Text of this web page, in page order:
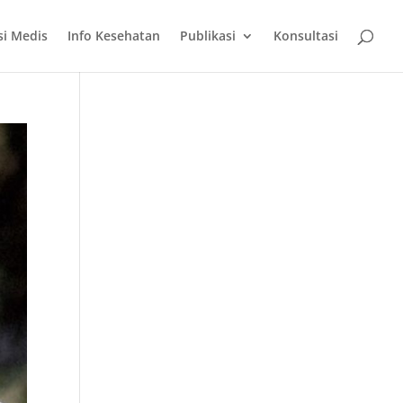
Medis Info Kesehatan Publikasi Konsultasi